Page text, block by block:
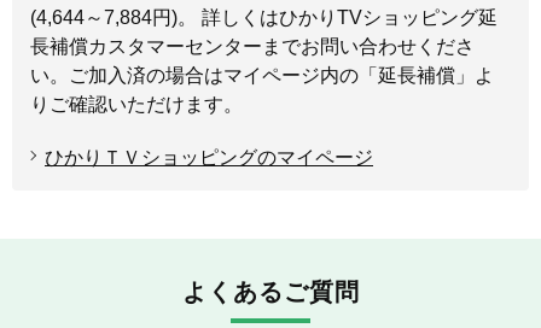
(4,644～7,884円)。 詳しくはひかりTVショッピング延
長補償カスタマーセンターまでお問い合わせくださ
い。ご加入済の場合はマイページ内の「延長補償」よ
りご確認いただけます。
ひかりＴＶショッピングのマイページ
よくあるご質問